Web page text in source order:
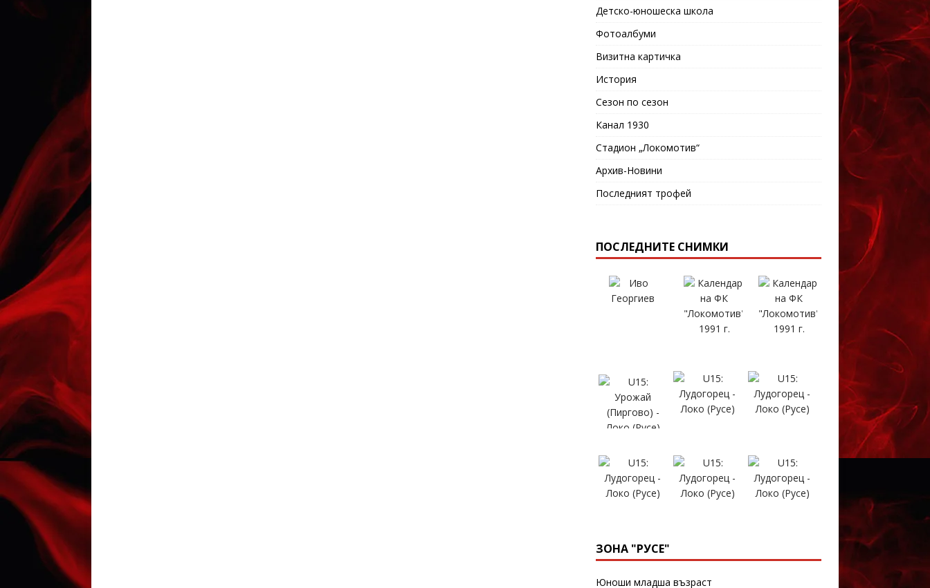
Детско-юношеска школа
Фотоалбуми
Визитна картичка
История
Сезон по сезон
Канал 1930
Стадион „Локомотив“
Архив-Новини
Последният трофей
ПОСЛЕДНИТЕ СНИМКИ
ЗОНА "РУСЕ"
Юноши младша възраст